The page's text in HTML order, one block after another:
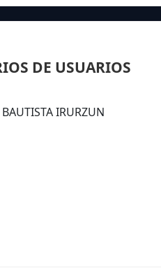
DE USUARIOS
IRURZUN